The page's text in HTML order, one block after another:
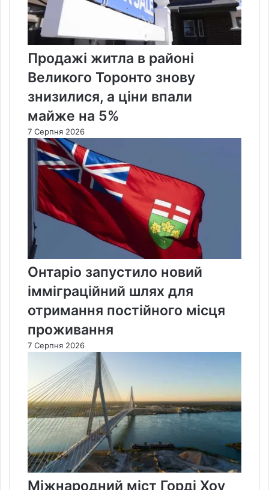
Продажі житла в районі
Великого Торонто знову
знизилися, а ціни впали
майже на 5%
7 Серпня 2026
Онтаріо запустило новий
імміграційний шлях для
отримання постійного місця
проживання
7 Серпня 2026
Міжнародний міст Горді Хоу